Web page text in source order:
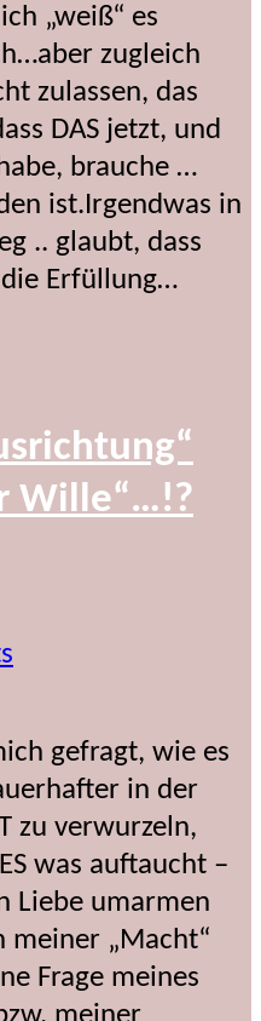
„weiß“ es
zugleich
zulassen, das
DAS jetzt, und
brauche …
ist.Irgendwas in
.. glaubt, dass
Erfüllung…
Wille“…!?
gefragt, wie es
in der
zu verwurzeln,
was auftaucht –
Liebe umarmen
meiner „Macht“
Frage meines